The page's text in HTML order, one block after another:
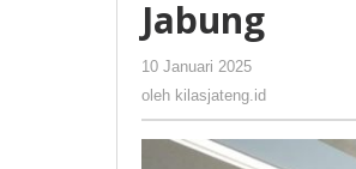
Jabung
10 Januari 2025
kilasjateng.id
oleh kilasjateng.id